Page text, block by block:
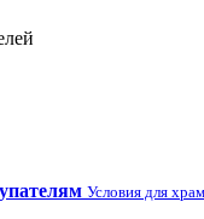
Условия для